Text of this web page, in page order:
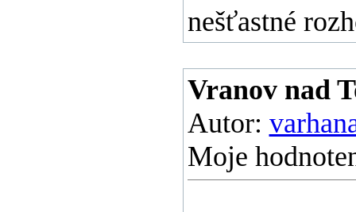
nešťastné
Vranov nad
Autor:
Moje